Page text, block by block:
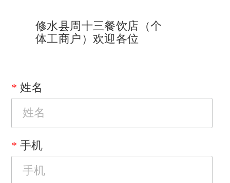
姓名
手机
修水县周十三餐饮店（个
体工商户）欢迎各位